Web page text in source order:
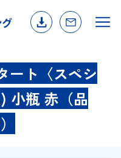
ート〈スペシ
小瓶 赤（品